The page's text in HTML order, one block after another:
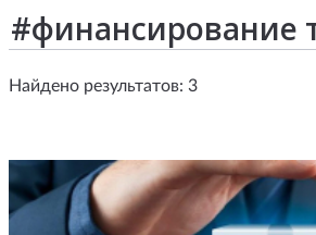
Найдено результатов: 3